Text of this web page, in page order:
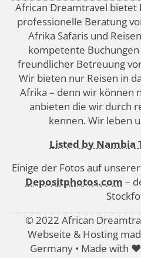
African Dreamtravel bietet
professionelle Beratung
Afrika Safaris und
kompetente
freundlicher Betreuung
Wir bieten nur Reisen in
Afrika – denn wir können
anbieten die wir durch
kennen. Wir leben
Listed by Nambia
Einige der Fotos auf
Depositphotos.com –
© 2022 African
Webseite & Hosting
Germany • Made with